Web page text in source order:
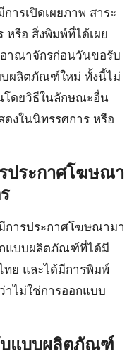
ปิดเผยภาพ สาระ
หรือ สิ่งพิมพ์ที่ได้เผย
าณาจักรก่อนวันขอรับ
บผลิตภัณฑ์ใหม่ ทั้งนี้ไม่
โดยวิธีในลักษณะอื่น
งในนิทรรศการ หรือ
ระกาศโฆษณา
ระกาศโฆษณามา
แบบผลิตภัณฑ์ที่ได้มี
ทย และได้มีการพิมพ์
ไม่ใช่การออกแบบ
แบบผลิตภัณฑ์